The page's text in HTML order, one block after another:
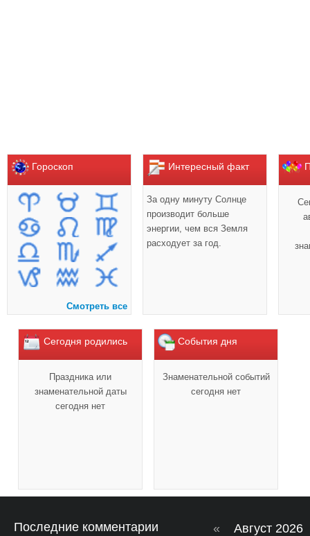
Гороскоп
Смотреть все
Интересный факт
За одну минуту Солнце
производит больше
энергии, чем вся Земля
расходует за год.
Сегодня родились
Праздника или
знаменательной даты
сегодня нет
События дня
Знаменательной событий
сегодня нет
Последние комментарии « Август